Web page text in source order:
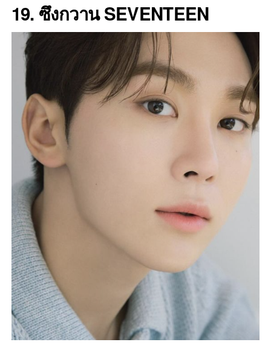
19. ซึงกวาน SEVENTEEN